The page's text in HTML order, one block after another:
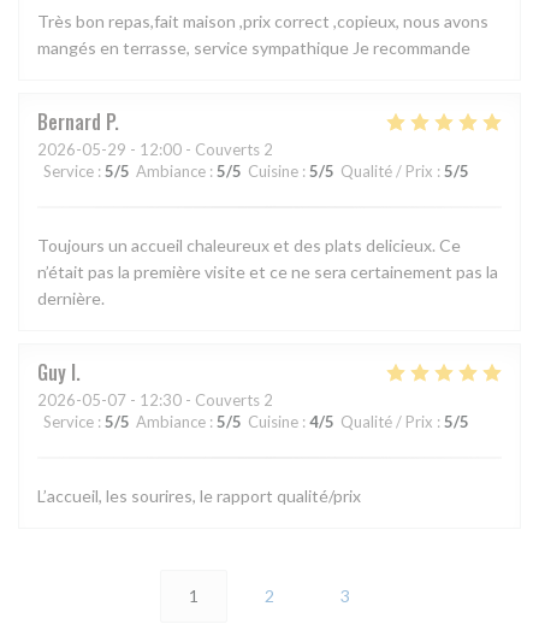
Très bon repas,fait maison ,prix correct ,copieux, nous avons
mangés en terrasse, service sympathique Je recommande
Bernard P
2026-05-29 - 12:00 - Couverts 2
Service : 5/5 Ambiance : 5/5 Cuisine : 5/5 Qualité / Prix : 5/5
Toujours un accueil chaleureux et des plats delicieux. Ce
n’était pas la première visite et ce ne sera certainement pas la
dernière.
Guy I
2026-05-07 - 12:30 - Couverts 2
Service : 5/5 Ambiance : 5/5 Cuisine : 4/5 Qualité / Prix : 5/5
L’accueil, les sourires, le rapport qualité/prix
1 2 3